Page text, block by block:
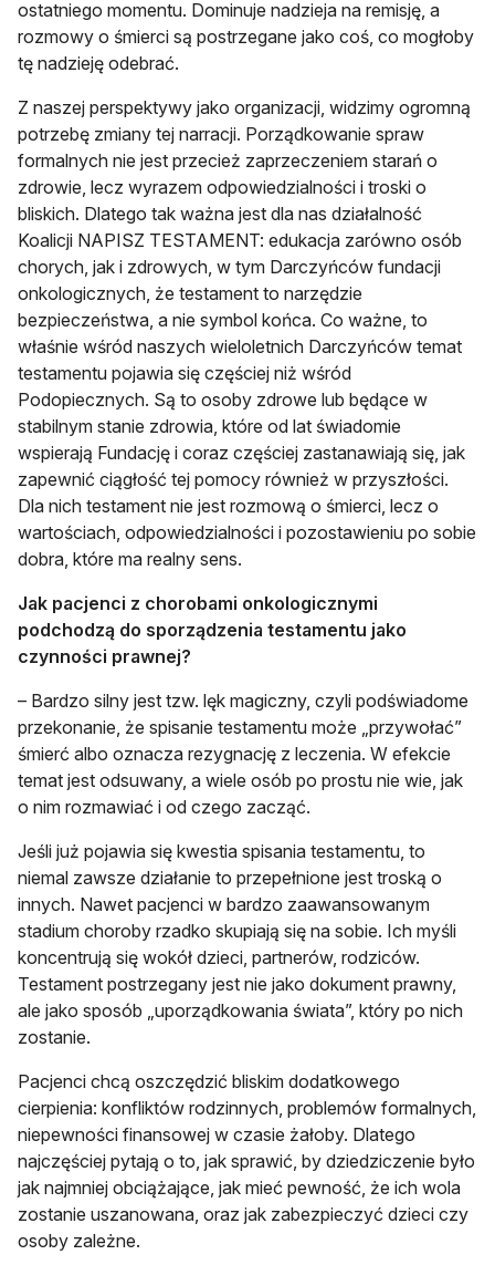
ostatniego momentu. Dominuje nadzieja na remisję, a
rozmowy o śmierci są postrzegane jako coś, co mogłoby
tę nadzieję odebrać.
Z naszej perspektywy jako organizacji, widzimy ogromną
potrzebę zmiany tej narracji. Porządkowanie spraw
formalnych nie jest przecież zaprzeczeniem starań o
zdrowie, lecz wyrazem odpowiedzialności i troski o
bliskich. Dlatego tak ważna jest dla nas działalność
Koalicji NAPISZ TESTAMENT: edukacja zarówno osób
chorych, jak i zdrowych, w tym Darczyńców fundacji
onkologicznych, że testament to narzędzie
bezpieczeństwa, a nie symbol końca. Co ważne, to
właśnie wśród naszych wieloletnich Darczyńców temat
testamentu pojawia się częściej niż wśród
Podopiecznych. Są to osoby zdrowe lub będące w
stabilnym stanie zdrowia, które od lat świadomie
wspierają Fundację i coraz częściej zastanawiają się, jak
zapewnić ciągłość tej pomocy również w przyszłości.
Dla nich testament nie jest rozmową o śmierci, lecz o
wartościach, odpowiedzialności i pozostawieniu po sobie
dobra, które ma realny sens.
Jak pacjenci z chorobami onkologicznymi
podchodzą do sporządzenia testamentu jako
czynności prawnej?
– Bardzo silny jest tzw. lęk magiczny, czyli podświadome
przekonanie, że spisanie testamentu może „przywołać”
śmierć albo oznacza rezygnację z leczenia. W efekcie
temat jest odsuwany, a wiele osób po prostu nie wie, jak
o nim rozmawiać i od czego zacząć.
Jeśli już pojawia się kwestia spisania testamentu, to
niemal zawsze działanie to przepełnione jest troską o
innych. Nawet pacjenci w bardzo zaawansowanym
stadium choroby rzadko skupiają się na sobie. Ich myśli
koncentrują się wokół dzieci, partnerów, rodziców.
Testament postrzegany jest nie jako dokument prawny,
ale jako sposób „uporządkowania świata”, który po nich
zostanie.
Pacjenci chcą oszczędzić bliskim dodatkowego
cierpienia: konfliktów rodzinnych, problemów formalnych,
niepewności finansowej w czasie żałoby. Dlatego
najczęściej pytają o to, jak sprawić, by dziedziczenie było
jak najmniej obciążające, jak mieć pewność, że ich wola
zostanie uszanowana, oraz jak zabezpieczyć dzieci czy
osoby zależne.